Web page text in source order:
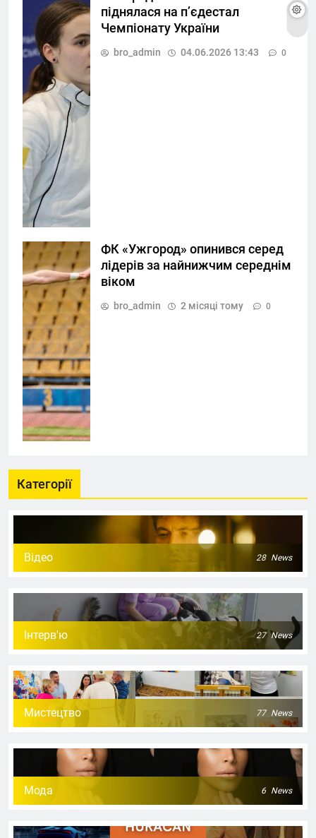
піднялася на п’єдестал
Чемпіонату України
bro_admin 04.06.2026 13:43 0
ФК «Ужгород» опинився серед
лідерів за найнижчим середнім
віком
bro_admin 2 місяці тому 0
Категорії
Відео 28 News
Інтерв'ю 27 News
Мистецтво 77 News
Мода 6 News